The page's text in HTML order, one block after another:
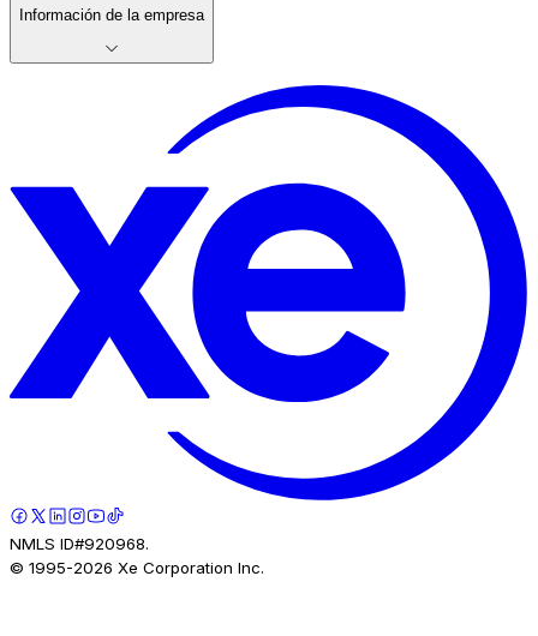
Información de la empresa
NMLS ID#920968.
© 1995-2026 Xe Corporation Inc.